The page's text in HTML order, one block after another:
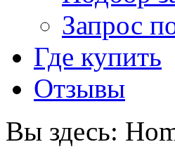
Запрос
Где купить
Отзывы
Вы здесь: